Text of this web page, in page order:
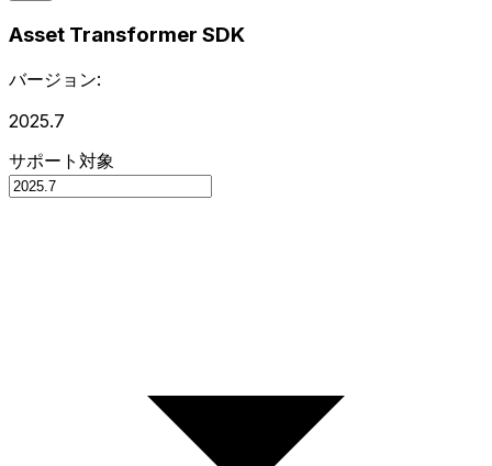
Asset Transformer SDK
バージョン:
2025.7
サポート対象